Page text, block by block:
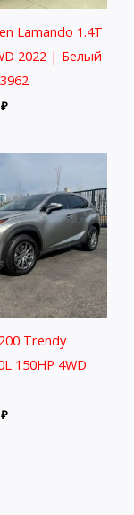
Lamando 1.4T
2022 | Белый
₽
Trendy
150HP 4WD
₽